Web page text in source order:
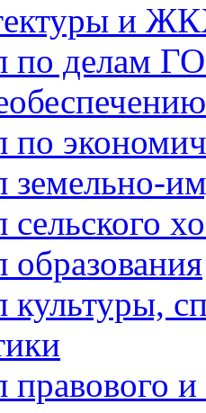
и
по делам
по
земельно-
сельского
образования
культуры,
правового